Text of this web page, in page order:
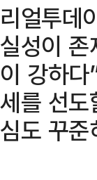
리얼투데
실성이 존
이 강하
세를 선
심도 꾸